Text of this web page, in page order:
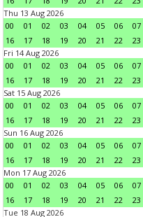
Thu 13 Aug 2026
00
01 02 03 04 05 06 07
16
17 18 19 20 21 22
23
Fri 14 Aug 2026
00
01 02 03 04 05 06 07
16
17 18 19 20 21 22
23
Sat 15 Aug 2026
00
01 02 03 04 05 06 07
16
17 18 19 20 21 22
23
Sun 16 Aug 2026
00
01 02 03 04 05 06 07
16
17 18 19 20 21 22
23
Mon 17 Aug 2026
00
01 02 03 04 05 06 07
16
17 18 19 20 21 22
23
Tue 18 Aug 2026